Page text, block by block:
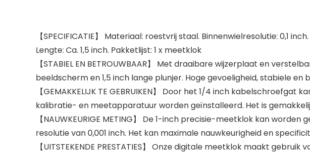
【SPECIFICATIE】 Materiaal: roestvrij staal. Binnenwielresolutie: 0,1
Lengte: Ca. 1,5 inch. Pakketlijst: 1 x meetklok
【STABIEL EN BETROUWBAAR】 Met draaibare wijzerplaat en
beeldscherm en 1,5 inch lange plunjer. Hoge gevoeligheid, stabiele
【GEMAKKELIJK TE GEBRUIKEN】 Door het 1/4 inch
kalibratie- en meetapparatuur worden geïnstalleerd. Het is
【NAUWKEURIGE METING】 De 1-inch precisie-meetklok kan
resolutie van 0,001 inch. Het kan maximale nauwkeurigheid en
【UITSTEKENDE PRESTATIES】 Onze digitale meetklok maakt